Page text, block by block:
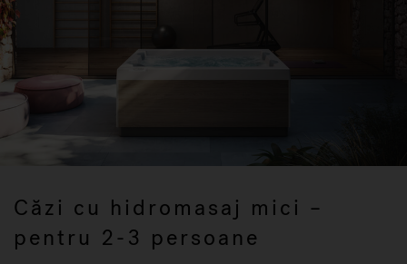
Căzi cu hidromasaj mici –
pentru 2-3 persoane